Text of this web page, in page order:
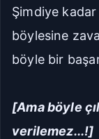
Şimdiye
böylesine
böyle bir
[Ama böyle
verilemez...!]